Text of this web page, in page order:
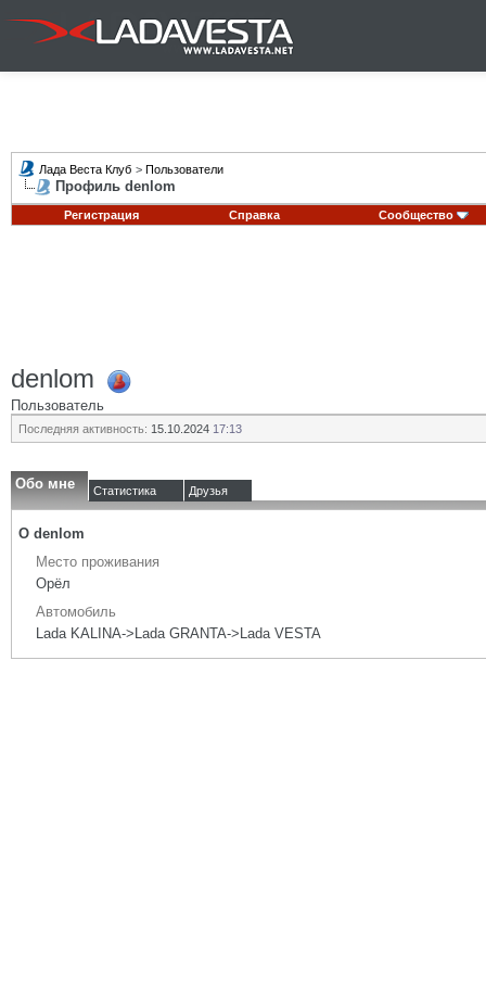
Лада Веста Клуб > Пользователи
Профиль denlom
Регистрация Справка Сообщество
denlom
Пользователь
Последняя активность: 15.10.2024 17:13
Обо мне Статистика Друзья
О denlom
Место проживания
Орёл
Автомобиль
Lada KALINA->Lada GRANTA->Lada VESTA